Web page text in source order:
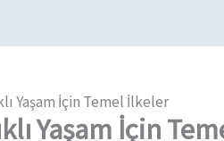
Yaşam İçin Temel İlkeler
Yaşam İçin